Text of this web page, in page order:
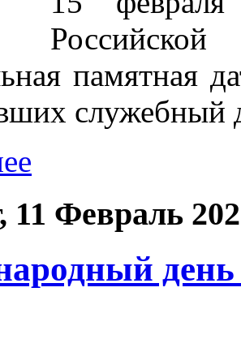
памятная
служебный
11 Февраль
день